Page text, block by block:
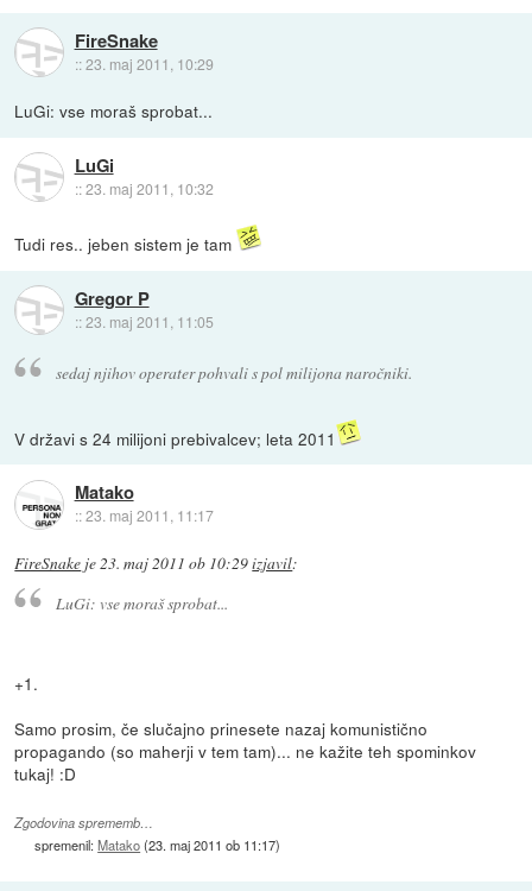
FireSnake
::23. maj 2011, 10:29
LuGi: vse moraš sprobat...
LuGi
::23. maj 2011, 10:32
Tudi res.. jeben sistem je tam
Gregor P
::23. maj 2011, 11:05
sedaj njihov operater pohvali s pol milijona naročniki.
V državi s 24 milijoni prebivalcev; leta 2011
Matako
::23. maj 2011, 11:17
FireSnake je23. maj 2011 ob 10:29izjavil:
LuGi: vse moraš sprobat...
+1.
Samo prosim, če slučajno prinesete nazaj komunistično
propagando (so maherji v tem tam)... ne kažite teh spominkov
tukaj! :D
Zgodovina sprememb…
spremenil:Matako(23. maj 2011 ob 11:17)